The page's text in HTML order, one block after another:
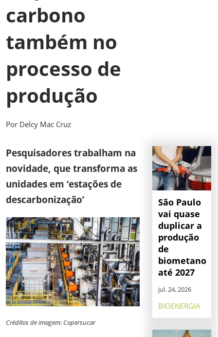
carbono
também no
processo de
produção
Por Delcy Mac Cruz
Pesquisadores trabalham na
novidade, que transforma as
unidades em ‘estações de
descarbonização’
Créditos de imagem: Copersucar
São Paulo
vai quase
duplicar a
produção
de
biometano
até 2027
jul. 24, 2026
BIOENERGIA